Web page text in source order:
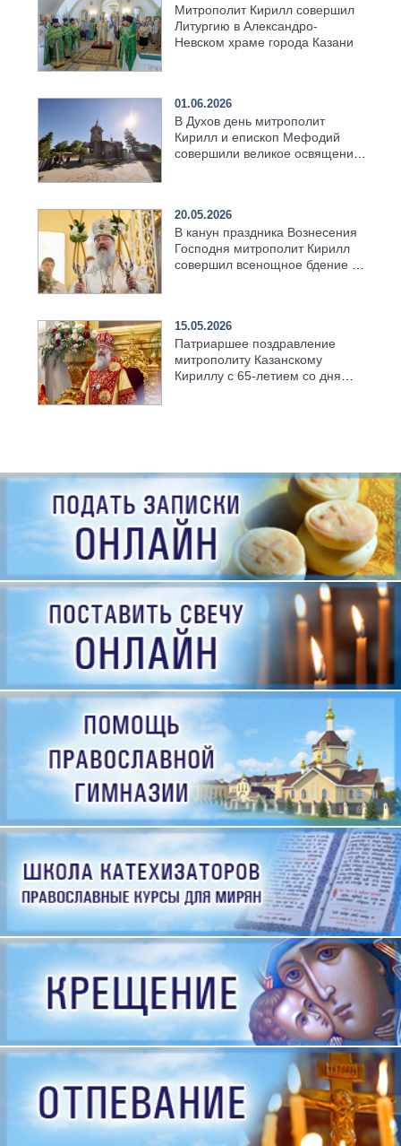
Митрополит Кирилл совершил
Литургию в Александро-
Невском храме города Казани
01.06.2026
В Духов день митрополит
Кирилл и епископ Мефодий
совершили великое освящение
20.05.2026
В канун праздника Вознесения
Господня митрополит Кирилл
совершил всенощное бдение в
15.05.2026
Патриаршее поздравление
митрополиту Казанскому
Кириллу с 65-летием со дня